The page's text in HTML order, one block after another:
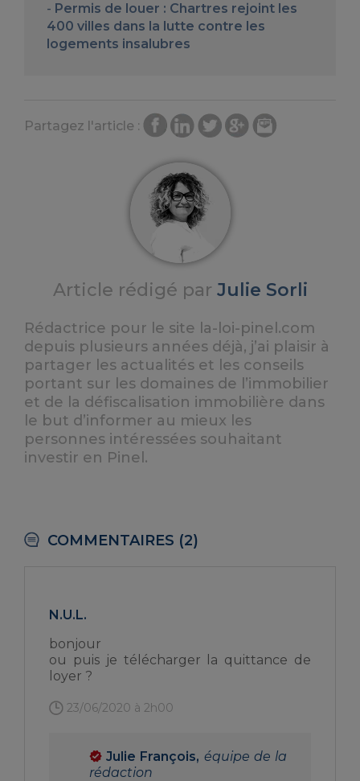
Permis de louer : Chartres rejoint les
400 villes dans la lutte contre les
logements insalubres
Partagez l'article :
Article rédigé par Julie Sorli
Rédactrice pour le site la-loi-pinel.com
depuis plusieurs années déjà, j’ai plaisir à
partager les actualités et les conseils
portant sur les domaines de l’immobilier
et de la défiscalisation immobilière dans
le but d’informer au mieux les
personnes intéressées souhaitant
investir en Pinel.
COMMENTAIRES (2)
N.U.L.
bonjour
ou puis je télécharger la quittance de
loyer ?
23/06/2020 à 2h00
Julie François, équipe de la
rédaction